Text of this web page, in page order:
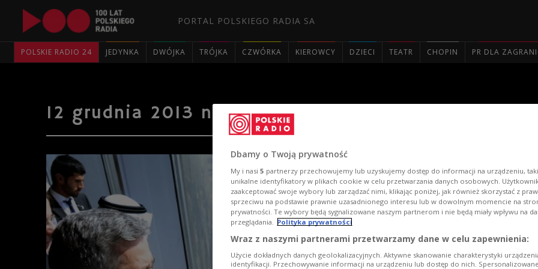
PORTAL POLSKIEGO RADIA SA
POLSKIE RADIO 24 JEDYNKA DWÓJKA TRÓJKA CZWÓRKA KIEROWCY DZIECI TEATR CHOPIN PR DLA
12 grudnia 2013 na zdjęciach
Dbamy o Twoją prywatność
My i nasi 5 partnerzy przechowujemy lub uzyskujemy dostęp do informacji na urządzeniu,
unikalne identyfikatory w plikach cookie w celu przetwarzania danych osobowych.
zaakceptować swoje wybory lub zarządzać nimi, klikając poniżej, jak również skorzystać z
sprzeciwu na podstawie prawnie uzasadnionego interesu lub w dowolnym momencie na
prywatności. Te wybory będą sygnalizowane naszym partnerom i nie będą miały wpływu na
przeglądania. Polityka prywatności
Wraz z naszymi partnerami przetwarzamy dane w celu zapewnienia:
Użycie dokładnych danych geolokalizacyjnych. Aktywne skanowanie charakterystyki
identyfikacji. Przechowywanie informacji na urządzeniu lub dostęp do nich.